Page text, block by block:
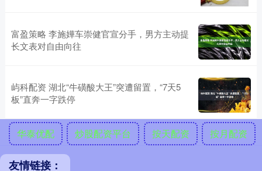
富盈策略 李施嬅车崇健官宣分手，男方主动提
长文表对自由向往
屿科配资 湖北“牛磺酸大王”突遭留置，“7天5
板”直奔一字跌停
华泰优配 炒股配资平台 按天配资 按月配资
友情链接：